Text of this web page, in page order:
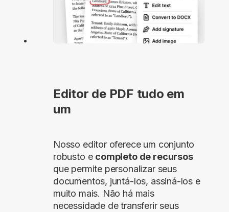
Editor de PDF tudo em
um
Nosso editor oferece um conjunto
robusto e completo de recursos
que permite personalizar seus
documentos, juntá-los, assiná-los e
muito mais. Não há mais
necessidade de transferir seus